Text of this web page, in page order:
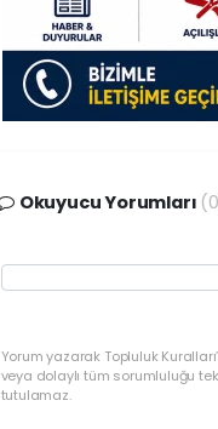
Okuyucu Yorumları
Yorum yazarak Topluluk
veya dolaylı tüm sorumluluğu
tutulamaz.